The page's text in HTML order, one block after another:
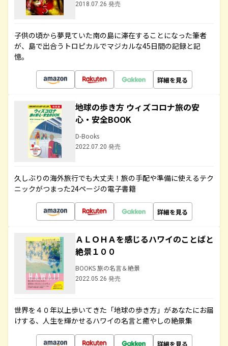
2018.07.26 発売
子供の頃から夢見ていた南の島に滞在することになった筆者
が、島で出合うトロピカルでマジカルな45日間の記録と記
憶。
詳細を見る
地球の歩き方 ウィズコロナ旅の安
心・安全BOOK
D-Books
2022.07.20 発売
久しぶりの海外旅行でも大丈夫！旅の手配や準備に使えるテク
ニックがつまった24ページの電子書籍
詳細を見る
ＡＬＯＨＡを感じるハワイのことばと
絶景１００
BOOKS 旅の名言＆絶景
2022.05.26 発売
世界を４０年以上歩いてきた「地球の歩き方」があなたにお届
けする、人生を輝かせるハワイの名言と癒やしの絶景集
詳細を見る